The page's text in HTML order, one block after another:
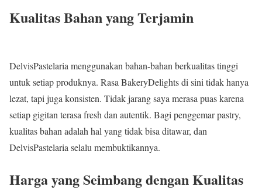
Kualitas Bahan yang Terjamin
DelvisPastelaria menggunakan bahan-bahan berkualitas tinggi
untuk setiap produknya. Rasa BakeryDelights di sini tidak hanya
lezat, tapi juga konsisten. Tidak jarang saya merasa puas karena
setiap gigitan terasa fresh dan autentik. Bagi penggemar pastry,
kualitas bahan adalah hal yang tidak bisa ditawar, dan
DelvisPastelaria selalu membuktikannya.
Harga yang Seimbang dengan Kualitas